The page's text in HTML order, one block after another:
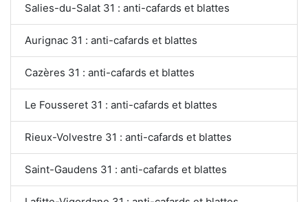
Salies-du-Salat 31 : anti-cafards et blattes
Aurignac 31 : anti-cafards et blattes
Cazères 31 : anti-cafards et blattes
Le Fousseret 31 : anti-cafards et blattes
Rieux-Volvestre 31 : anti-cafards et blattes
Saint-Gaudens 31 : anti-cafards et blattes